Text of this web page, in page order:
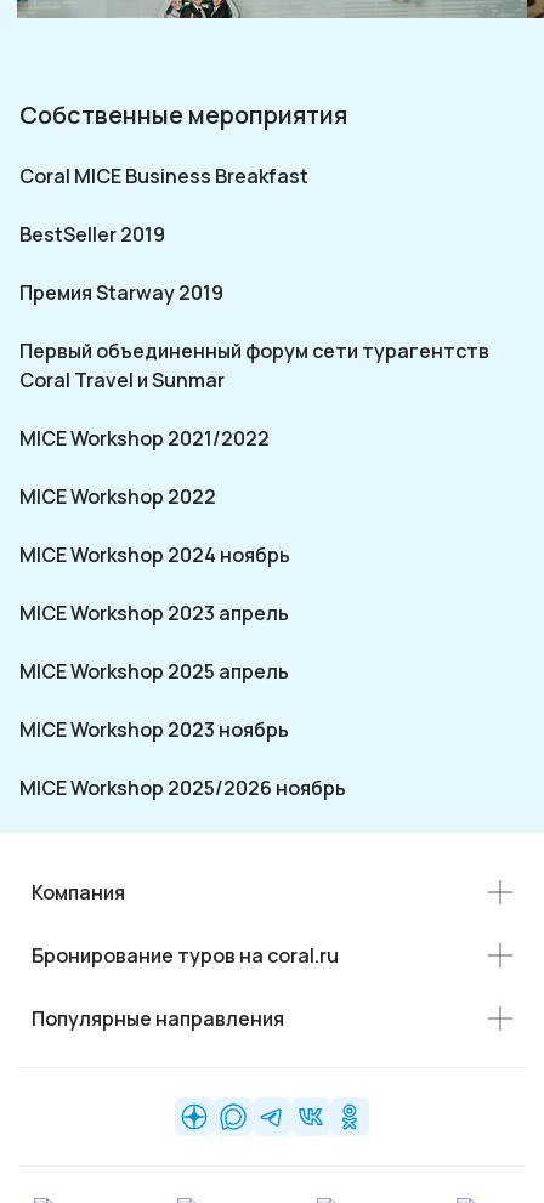
Собственные мероприятия
Coral MICE Business Breakfast
BestSeller 2019
Премия Starway 2019
Первый объединенный форум сети турагентств
Coral Travel и Sunmar
MICE Workshop 2021/2022
MICE Workshop 2022
MICE Workshop 2024 ноябрь
MICE Workshop 2023 апрель
MICE Workshop 2025 апрель
MICE Workshop 2023 ноябрь
MICE Workshop 2025/2026 ноябрь
Компания
Бронирование туров на coral.ru
Популярные направления